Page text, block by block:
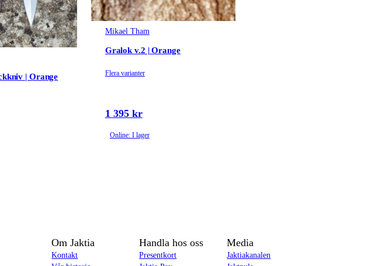
| Orange
Mikael Tham
Gralok v.2 | Orange
Flera varianter
1 395 kr
Online: I lager
Om Jaktia
Kontakt
Handla hos oss
Presentkort
Media
Jaktiakanalen